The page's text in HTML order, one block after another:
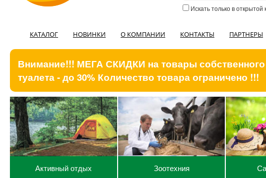
Искать только в открытой
КАТАЛОГ НОВИНКИ О КОМПАНИИ КОНТАКТЫ ПАРТНЕРЫ
Внимание!!! МЕГА СКИДКИ на товары
туалета - до 30% Количество товара ограничено !!!
Активный отдых Зоотехния